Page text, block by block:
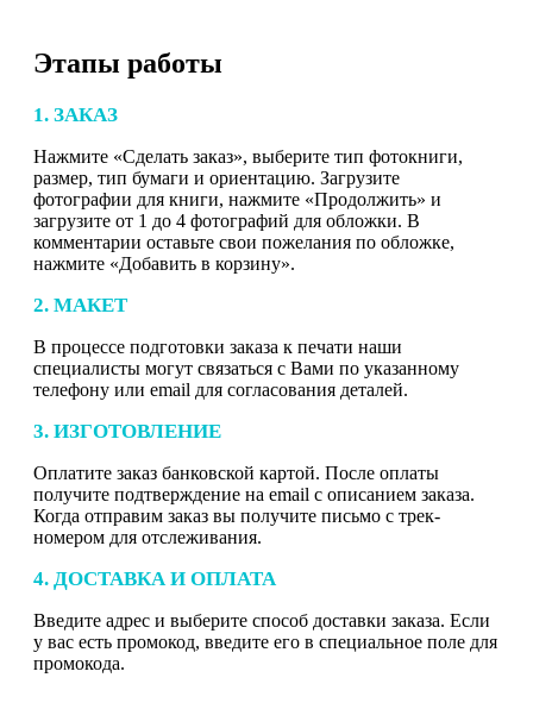
Этапы работы
1. ЗАКАЗ
Нажмите «Сделать заказ», выберите тип фотокниги,
размер, тип бумаги и ориентацию. Загрузите
фотографии для книги, нажмите «Продолжить» и
загрузите от 1 до 4 фотографий для обложки. В
комментарии оставьте свои пожелания по обложке,
нажмите «Добавить в корзину».
2. МАКЕТ
В процессе подготовки заказа к печати наши
специалисты могут связаться с Вами по указанному
телефону или email для согласования деталей.
3. ИЗГОТОВЛЕНИЕ
Оплатите заказ банковской картой. После оплаты
получите подтверждение на email с описанием заказа.
Когда отправим заказ вы получите письмо с трек-
номером для отслеживания.
4. ДОСТАВКА И ОПЛАТА
Введите адрес и выберите способ доставки заказа. Если
у вас есть промокод, введите его в специальное поле для
промокода.